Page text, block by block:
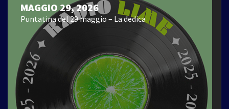
MAGGIO 29, 2026
Puntatina del 29 maggio – La dedica